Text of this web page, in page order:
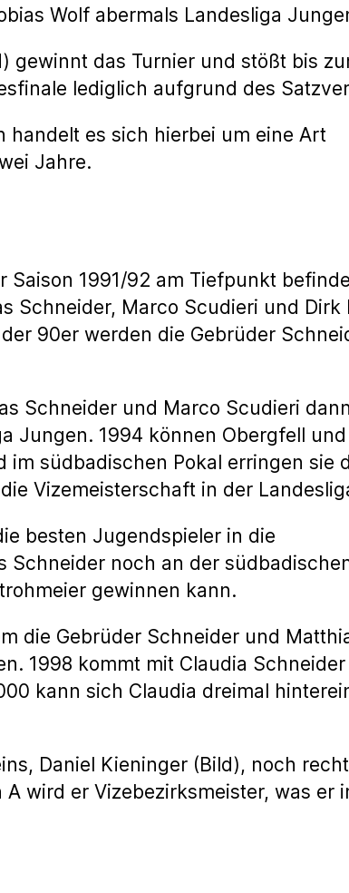
Wolf abermals Landesliga
gewinnt das Turnier und stößt bis
lediglich aufgrund des
handelt es sich hierbei um eine Art
Jahre.
Saison 1991/92 am Tiefpunkt
Schneider, Marco Scudieri und Dirk
90er werden die Gebrüder
Schneider und Marco Scudieri
Jungen. 1994 können Obergfell
südbadischen Pokal erringen sie
Vizemeisterschaft in der
besten Jugendspieler in die
noch an der
gewinnen kann.
die Gebrüder Schneider und
1998 kommt mit Claudia
kann sich Claudia dreimal
Daniel Kieninger (Bild), noch
wird er Vizebezirksmeister, was er